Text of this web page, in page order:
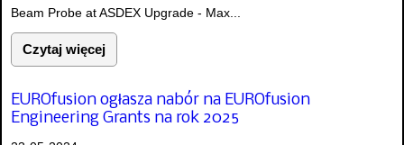
Beam Probe at ASDEX Upgrade - Max...
Czytaj więcej
EUROfusion ogłasza nabór na EUROfusion
Engineering Grants na rok 2025